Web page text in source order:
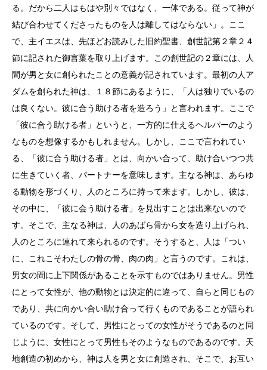
る。だから二人はもはや別々ではなく、一体である。従って神が
結び合わせてくださったものを人は離してはならない」。ここ
で、主イエスは、先ほどお読みした旧約聖書、創世記第２章２４
節に記された御言葉を取り上げます。この創世記の２章には、人
間が男と女に創られたことの意義が記されています。最初の人ア
ダムを創られた神は、１８節にあるように、「人は独りでいるの
は良くない。彼に合う助ける者を造ろう」と言われます。ここで
「彼に合う助ける者」というと、一方的に仕えるヘルパーのよう
なものを想像するかもしれません。しかし、ここで言われてい
る、「彼に合う助ける者」とは、向かい合って、助け合いつつ共
に生きていく者、パートナーを意味します。主なる神は、あらゆ
る動物を形づくり、人のところに持って来ます。しかし、彼は、
その中に、「彼に会う助ける者」を見出すことは出来ないので
す。そこで、主なる神は、人のあばら骨から女を造り上げられ、
人のところに連れて来られるのです。そうすると、人は「つい
に、これこそわたしの骨の骨、肉の肉」と言うのです。これは、
男女の間に上下関係があることを示すものではありません。男性
にとって女性が、他の動物とは決定的に違って、自らと同じもの
であり、共に向かい合い助け合って行くものであることが語られ
ているのです。そして、男性にとっての女性がそうであるのと同
じように、女性にとって男性もそのようなものであるのです。天
地創造の初めから、神は人を男と女に創造され、そこで、お互い